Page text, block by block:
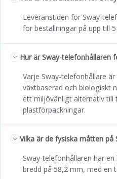
Leveranstiden för Sway-
för beställningar på upp till
Hur är Sway-telefonhållaren
Varje Sway-telefonhållare
växtbaserad och biologiskt
ett miljövänligt alternativ till
plastförpackningar.
Vilka är de fysiska måtten på
Sway-telefonhållaren har
bredd på 58,2 mm, med en